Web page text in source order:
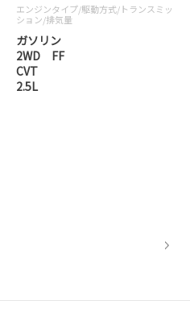
エンジンタイプ/駆動方式/トランスミッ
ション/排気量
ガソリン
2WD FF
CVT
2.5L